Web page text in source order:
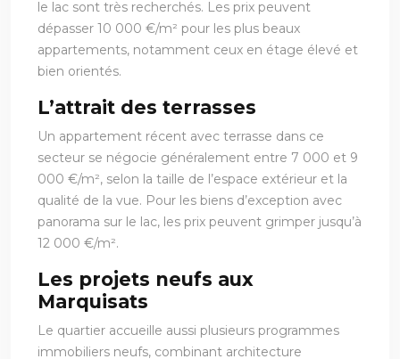
le lac sont très recherchés. Les prix peuvent
dépasser 10 000 €/m² pour les plus beaux
appartements, notamment ceux en étage élevé et
bien orientés.
L’attrait des terrasses
Un appartement récent avec terrasse dans ce
secteur se négocie généralement entre 7 000 et 9
000 €/m², selon la taille de l’espace extérieur et la
qualité de la vue. Pour les biens d’exception avec
panorama sur le lac, les prix peuvent grimper jusqu’à
12 000 €/m².
Les projets neufs aux
Marquisats
Le quartier accueille aussi plusieurs programmes
immobiliers neufs, combinant architecture